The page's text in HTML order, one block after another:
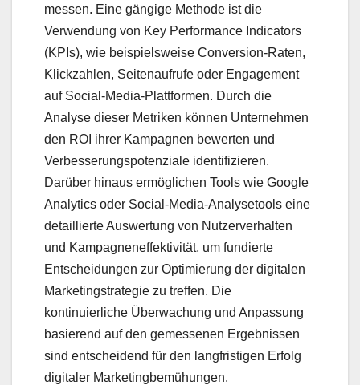
messen. Eine gängige Methode ist die
Verwendung von Key Performance Indicators
(KPIs), wie beispielsweise Conversion-Raten,
Klickzahlen, Seitenaufrufe oder Engagement
auf Social-Media-Plattformen. Durch die
Analyse dieser Metriken können Unternehmen
den ROI ihrer Kampagnen bewerten und
Verbesserungspotenziale identifizieren.
Darüber hinaus ermöglichen Tools wie Google
Analytics oder Social-Media-Analysetools eine
detaillierte Auswertung von Nutzerverhalten
und Kampagneneffektivität, um fundierte
Entscheidungen zur Optimierung der digitalen
Marketingstrategie zu treffen. Die
kontinuierliche Überwachung und Anpassung
basierend auf den gemessenen Ergebnissen
sind entscheidend für den langfristigen Erfolg
digitaler Marketingbemühungen.